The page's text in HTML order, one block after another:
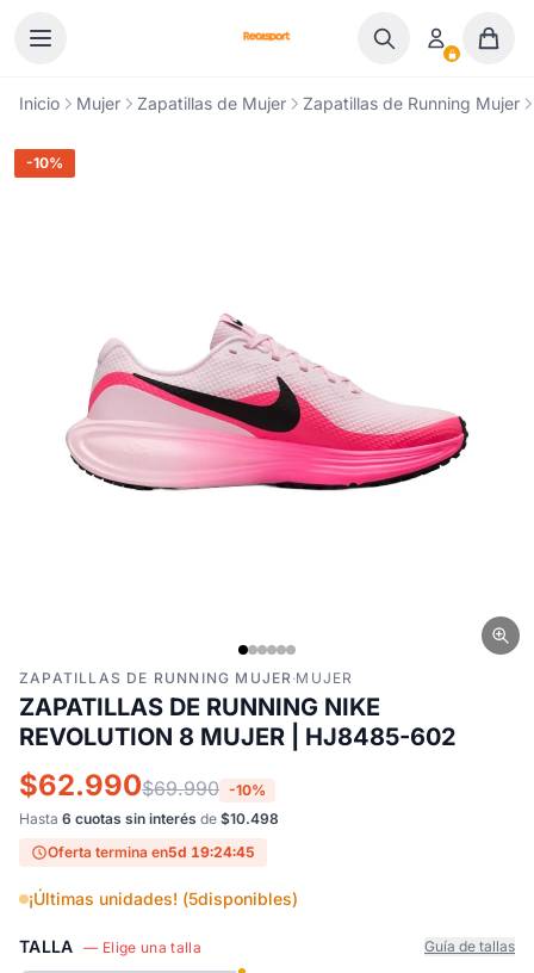
Inicio Mujer Zapatillas de Mujer Zapatillas de Running Mujer
-10%
ZAPATILLAS DE RUNNING MUJER·MUJER
ZAPATILLAS DE RUNNING NIKE
REVOLUTION 8 MUJER | HJ8485-602
$62.990$69.990 -10%
Hasta 6 cuotas sin interés de $10.498
Oferta termina en5d 19:24:44
¡Últimas unidades! (5disponibles)
TALLA — Elige una talla Guía de tallas